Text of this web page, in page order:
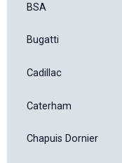
BSA
Bugatti
Cadillac
Caterham
Chapuis Dornier